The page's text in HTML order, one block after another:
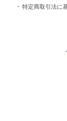
特定商取引法に